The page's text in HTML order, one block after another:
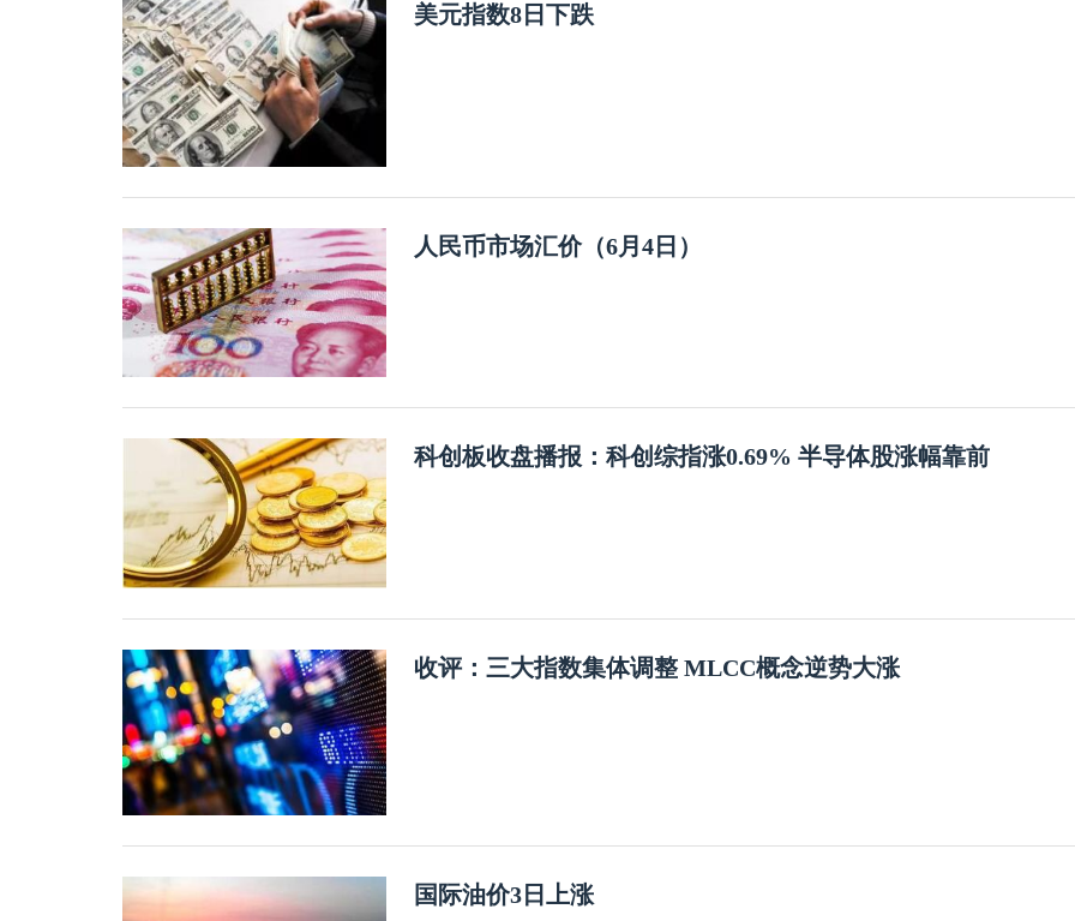
美元指数8日下跌
人民币市场汇价（6月4日）
科创板收盘播报：科创综指涨0.69% 半导体股涨幅靠前
收评：三大指数集体调整 MLCC概念逆势大涨
国际油价3日上涨